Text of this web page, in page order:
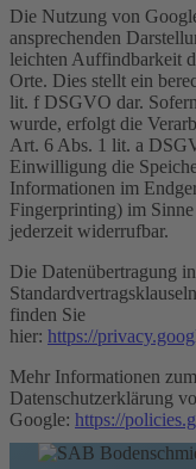
Die Nutzung von
ansprechenden
leichten Auffindbarkeit
Orte. Dies stellt ein
lit. f DSGVO dar.
wurde, erfolgt die
Art. 6 Abs. 1 lit. a
Einwilligung die
Informationen im
Fingerprinting) im
jederzeit widerrufbar.
Die Datenübertragung
finden Sie
hier: https://
Mehr Informationen
Datenschutzerklärung
Google: https://